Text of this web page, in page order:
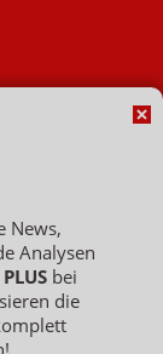
News,
Analysen
PLUS bei
die